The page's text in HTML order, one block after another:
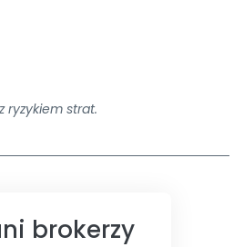
ryzykiem strat.
brokerzy